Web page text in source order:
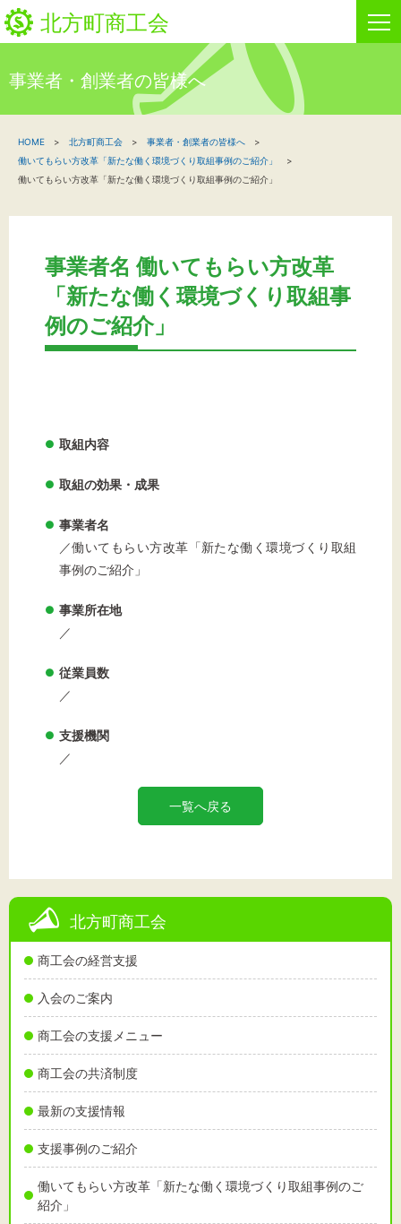
北方町商工会
新着情報
北方町商工会について
ビジネスセンター・カード会
事業者・創業者の皆様へ
北方町商工会
商工会の経営支援
入会のご案内
商工会の支援メニュー
商工会の共済制度
最新の支援情報
支援事例のご紹介
働いてもらい方改革「新たな働く環境づくり取組事例のご
紹介」
HOME 北方町商工会
事業者・創業者の皆様へ
働いてもらい方改革「新たな働く環境づくり取組事例のご紹介」
働いてもらい方改革「新たな働く環境づくり取組事例のご紹介」
事業者名 働いてもらい方改革
「新たな働く環境づくり取組事
例のご紹介」
取組内容
取組の効果・成果
事業者名
／働いてもらい方改革「新たな働く環境づくり取組
事例のご紹介」
事業所在地
／
従業員数
／
支援機関
／
一覧へ戻る